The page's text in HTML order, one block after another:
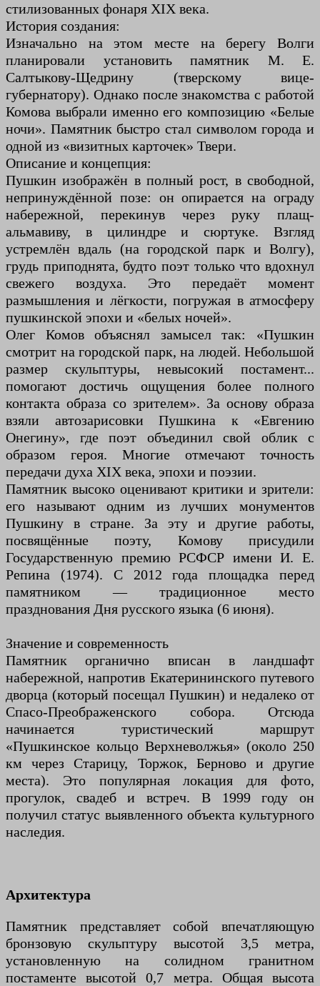
стилизованных фонаря XIX века.
История создания:
Изначально на этом месте на берегу Волги
планировали установить памятник М. Е.
Салтыкову-Щедрину (тверскому вице-
губернатору). Однако после знакомства с работой
Комова выбрали именно его композицию «Белые
ночи». Памятник быстро стал символом города и
одной из «визитных карточек» Твери.
Описание и концепция:
Пушкин изображён в полный рост, в свободной,
непринуждённой позе: он опирается на ограду
набережной, перекинув через руку плащ-
альмавиву, в цилиндре и сюртуке. Взгляд
устремлён вдаль (на городской парк и Волгу),
грудь приподнята, будто поэт только что вдохнул
свежего воздуха. Это передаёт момент
размышления и лёгкости, погружая в атмосферу
пушкинской эпохи и «белых ночей».
Олег Комов объяснял замысел так: «Пушкин
смотрит на городской парк, на людей. Небольшой
размер скульптуры, невысокий постамент...
помогают достичь ощущения более полного
контакта образа со зрителем». За основу образа
взяли автозарисовки Пушкина к «Евгению
Онегину», где поэт объединил свой облик с
образом героя. Многие отмечают точность
передачи духа XIX века, эпохи и поэзии.
Памятник высоко оценивают критики и зрители:
его называют одним из лучших монументов
Пушкину в стране. За эту и другие работы,
посвящённые поэту, Комову присудили
Государственную премию РСФСР имени И. Е.
Репина (1974). С 2012 года площадка перед
памятником — традиционное место
празднования Дня русского языка (6 июня).
Значение и современность
Памятник органично вписан в ландшафт
набережной, напротив Екатерининского путевого
дворца (который посещал Пушкин) и недалеко от
Спасо-Преображенского собора. Отсюда
начинается туристический маршрут
«Пушкинское кольцо Верхневолжья» (около 250
км через Старицу, Торжок, Берново и другие
места). Это популярная локация для фото,
прогулок, свадеб и встреч. В 1999 году он
получил статус выявленного объекта культурного
наследия.
Архитектура
Памятник представляет собой впечатляющую
бронзовую скульптуру высотой 3,5 метра,
установленную на солидном гранитном
постаменте высотой 0,7 метра. Общая высота